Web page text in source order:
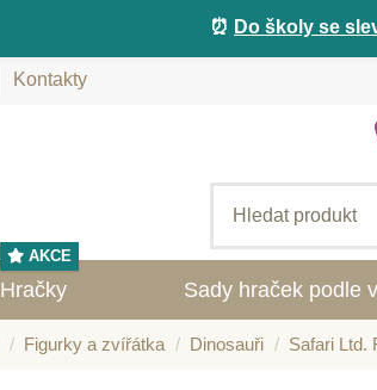
⏰ Do školy se
Kontakty
Hračky
AKCE
Sady hraček podle
Figurky a zvířátka Dinosauři Safari Ltd.